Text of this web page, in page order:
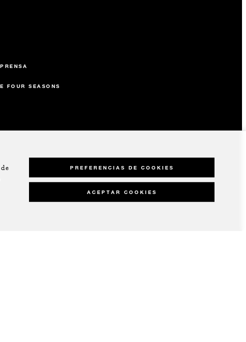
FOUR SEASONS
PREFERENCIAS DE COOKIES
ACEPTAR COOKIES